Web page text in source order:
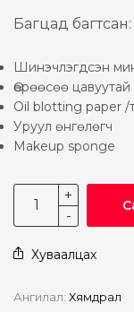
Багцад багтсан:
Шинэчлэгдсэн
Өөрөөсөө
Oil blotting paper /
Уруул өнгөлөгч
Makeup sponge
Хуваалцах
Ангилал: Хямдрал